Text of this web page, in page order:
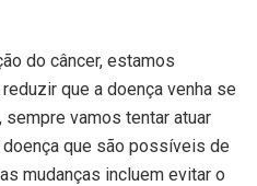
do câncer, estamos
que a doença venha se
vamos tentar atuar
que são possíveis de
mudanças incluem evitar o